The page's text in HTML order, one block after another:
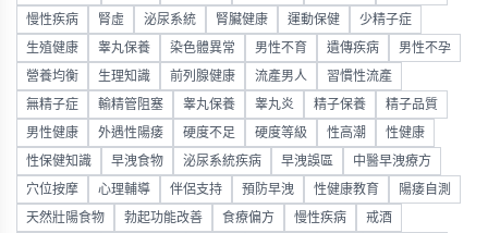
慢性疾病 腎虛 泌尿系統 腎臟健康 運動保健 少精子症
生殖健康 睾丸保養 染色體異常 男性不育 遺傳疾病 男性不孕
營養均衡 生理知識 前列腺健康 流產男人 習慣性流產
無精子症 輸精管阻塞 睾丸保養 睾丸炎 精子保養 精子品質
男性健康 外遇性陽痿 硬度不足 硬度等級 性高潮 性健康
性保健知識 早洩食物 泌尿系統疾病 早洩誤區 中醫早洩療方
穴位按摩 心理輔導 伴侶支持 預防早洩 性健康教育 陽痿自測
天然壯陽食物 勃起功能改善 食療偏方 慢性疾病 戒酒